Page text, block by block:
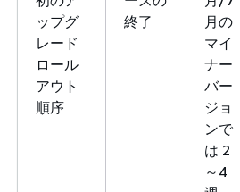
ップグ
レード
ロール
アウト
順序
終了
月の
マイ
ナー
バー
ジョ
ンで
は 2
～4